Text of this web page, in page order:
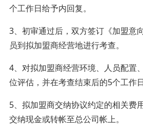
个工作日给予内回复。
3、初审通过后，双方签订《加盟意
员到拟加盟商经营地进行考查。
4、对拟加盟商经营环境、人员配置
位评估，并在考查结束后的5个工作
5、拟加盟商交纳协议约定的相关费
交纳现金或转帐至总公司帐上。